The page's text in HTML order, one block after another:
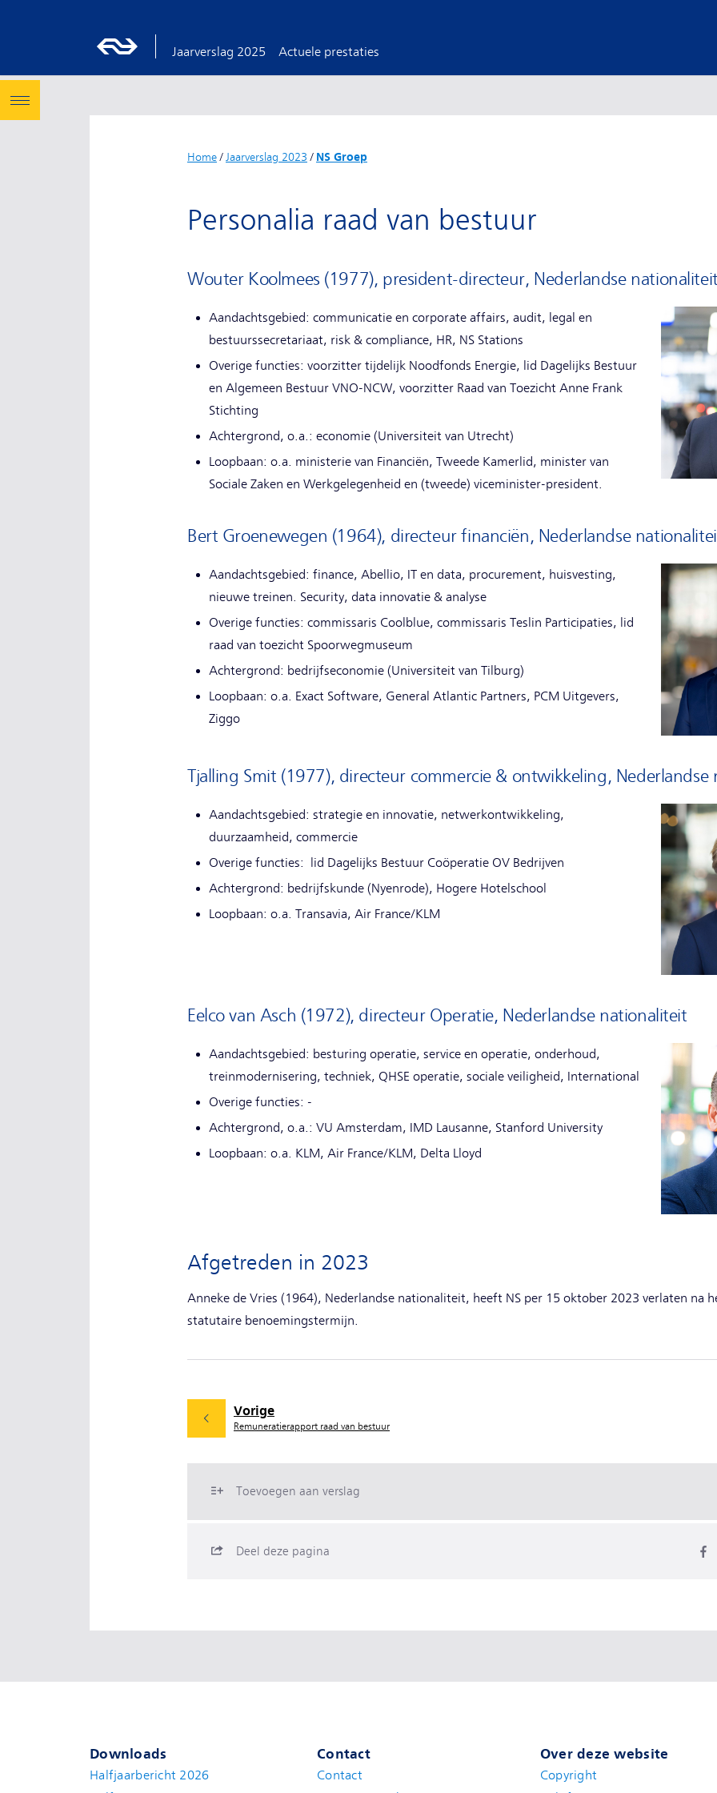
Jaarverslag 2025 Actuele prestaties
Home/ Jaarverslag 2023 / NS Groep
Personalia raad van bestuur
Wouter Koolmees (1977), president-directeur, Nederlandse
Aandachtsgebied: communicatie en corporate affairs, audit, legal en
bestuurssecretariaat, risk & compliance, HR, NS Stations
Overige functies: voorzitter tijdelijk Noodfonds Energie, lid Dagelijks Bestuur
en Algemeen Bestuur VNO-NCW, voorzitter Raad van Toezicht Anne Frank
Stichting
Achtergrond, o.a.: economie (Universiteit van Utrecht)
Loopbaan: o.a. ministerie van Financiën, Tweede Kamerlid, minister van
Sociale Zaken en Werkgelegenheid en (tweede) viceminister-president.
Bert Groenewegen (1964), directeur financiën, Nederlandse
Aandachtsgebied: finance, Abellio, IT en data, procurement, huisvesting,
nieuwe treinen. Security, data innovatie & analyse
Overige functies: commissaris Coolblue, commissaris Teslin Participaties, lid
raad van toezicht Spoorwegmuseum
Achtergrond: bedrijfseconomie (Universiteit van Tilburg)
Loopbaan: o.a. Exact Software, General Atlantic Partners, PCM Uitgevers,
Ziggo
Tjalling Smit (1977), directeur commercie & ontwikkeling, Nederlandse
Aandachtsgebied: strategie en innovatie, netwerkontwikkeling,
duurzaamheid, commercie
Overige functies: lid Dagelijks Bestuur Coöperatie OV Bedrijven
Achtergrond: bedrijfskunde (Nyenrode), Hogere Hotelschool
Loopbaan: o.a. Transavia, Air France/KLM
Eelco van Asch (1972), directeur Operatie, Nederlandse nationaliteit
Aandachtsgebied: besturing operatie, service en operatie, onderhoud,
treinmodernisering, techniek, QHSE operatie, sociale veiligheid, International
Overige functies: -
Achtergrond, o.a.: VU Amsterdam, IMD Lausanne, Stanford University
Loopbaan: o.a. KLM, Air France/KLM, Delta Lloyd
Afgetreden in 2023
Anneke de Vries (1964), Nederlandse nationaliteit, heeft NS per 15 oktober 2023 verlaten na
statutaire benoemingstermijn.
Vorige
Remuneratierapport raad van bestuur
Toevoegen aan verslag
Deel deze pagina
Downloads
Halfjaarbericht 2026
Contact
Contact(new window)
Over deze website
Copyright